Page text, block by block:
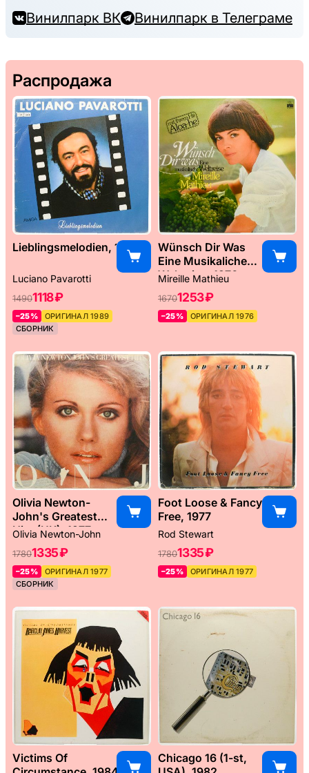
Винилпарк ВК Винилпарк в Телеграме
Распродажа
Lieblingsmelodien, 1989
Luciano Pavarotti
14901118 ₽
–25%
ОРИГИНАЛ 1989
СБОРНИК
Wünsch Dir Was
Eine Musikaliche
Weltreise, 1976
Mireille Mathieu
16701253 ₽
–25% ОРИГИНАЛ 1976
Olivia Newton-
John's Greatest
Hits (UK), 1977
Olivia Newton-John
17801335 ₽
–25%
ОРИГИНАЛ 1977
СБОРНИК
Foot Loose & Fancy
Free, 1977
Rod Stewart
17801335 ₽
–25% ОРИГИНАЛ 1977
Victims Of
Chicago 16 (1-st,